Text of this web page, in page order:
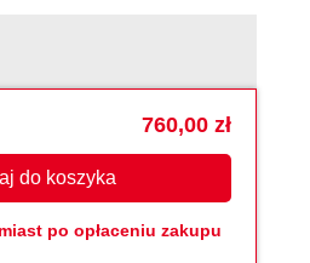
760,00 zł
do koszyka
po opłaceniu zakupu